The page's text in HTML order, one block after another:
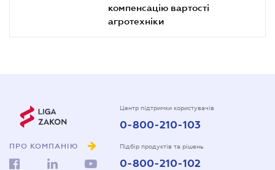
компенсацію вартості
агротехніки
ПРО КОМПАНІЮ
Центр підтримки користувачів
0-800-210-103
Підбір продуктів та рішень
0-800-210-102